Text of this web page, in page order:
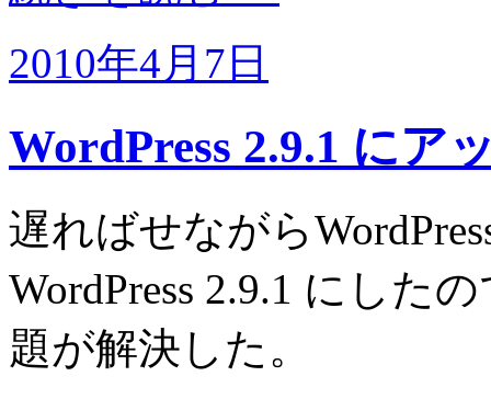
2010年4月7日
WordPress 2.9.1 にア
遅ればせながら
WordPress 2.9.1 にした
題が解決した。